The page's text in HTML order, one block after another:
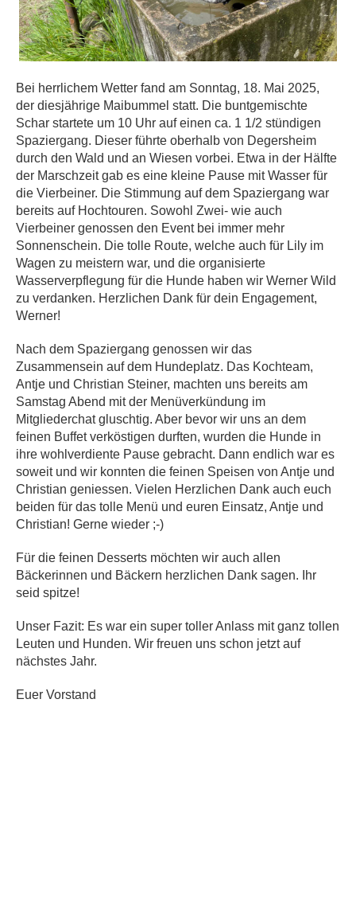
Bei herrlichem Wetter fand am Sonntag, 18. Mai 2025,
der diesjährige Maibummel statt. Die buntgemischte
Schar startete um 10 Uhr auf einen ca. 1 1/2 stündigen
Spaziergang. Dieser führte oberhalb von Degersheim
durch den Wald und an Wiesen vorbei. Etwa in der Hälfte
der Marschzeit gab es eine kleine Pause mit Wasser für
die Vierbeiner. Die Stimmung auf dem Spaziergang war
bereits auf Hochtouren. Sowohl Zwei- wie auch
Vierbeiner genossen den Event bei immer mehr
Sonnenschein. Die tolle Route, welche auch für Lily im
Wagen zu meistern war, und die organisierte
Wasserverpflegung für die Hunde haben wir Werner Wild
zu verdanken. Herzlichen Dank für dein Engagement,
Werner!
Nach dem Spaziergang genossen wir das
Zusammensein auf dem Hundeplatz. Das Kochteam,
Antje und Christian Steiner, machten uns bereits am
Samstag Abend mit der Menüverkündung im
Mitgliederchat gluschtig. Aber bevor wir uns an dem
feinen Buffet verköstigen durften, wurden die Hunde in
ihre wohlverdiente Pause gebracht. Dann endlich war es
soweit und wir konnten die feinen Speisen von Antje und
Christian geniessen. Vielen Herzlichen Dank auch euch
beiden für das tolle Menü und euren Einsatz, Antje und
Christian! Gerne wieder ;-)
Für die feinen Desserts möchten wir auch allen
Bäckerinnen und Bäckern herzlichen Dank sagen. Ihr
seid spitze!
Unser Fazit: Es war ein super toller Anlass mit ganz tollen
Leuten und Hunden. Wir freuen uns schon jetzt auf
nächstes Jahr.
Euer Vorstand